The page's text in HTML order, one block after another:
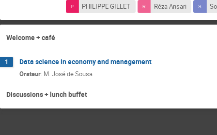
PHILIPPE GILLET
Réza Ansari
Welcome + café
1 Data science in economy and management
Orateur: M.José de Sousa
Discussions + lunch buffet